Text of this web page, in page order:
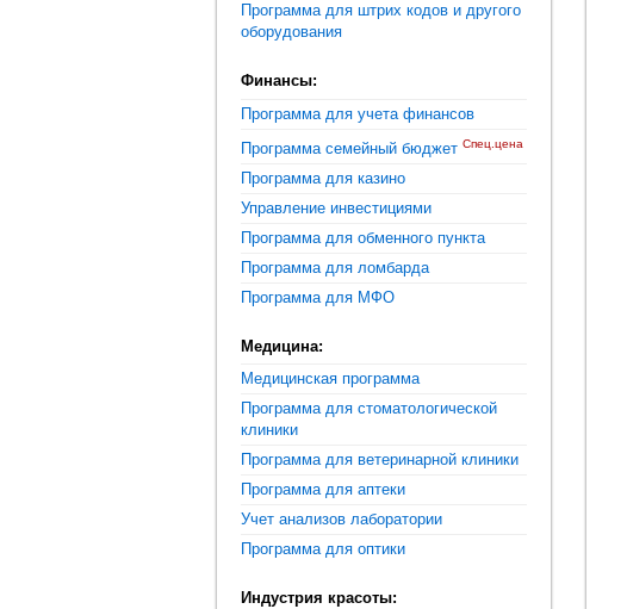
Программа для штрих кодов и другого
оборудования
Финансы:
Программа для учета финансов
Программа семейный бюджет Спец.цена
Программа для казино
Управление инвестициями
Программа для обменного пункта
Программа для ломбарда
Программа для МФО
Медицина:
Медицинская программа
Программа для стоматологической
клиники
Программа для ветеринарной клиники
Программа для аптеки
Учет анализов лаборатории
Программа для оптики
Индустрия красоты: